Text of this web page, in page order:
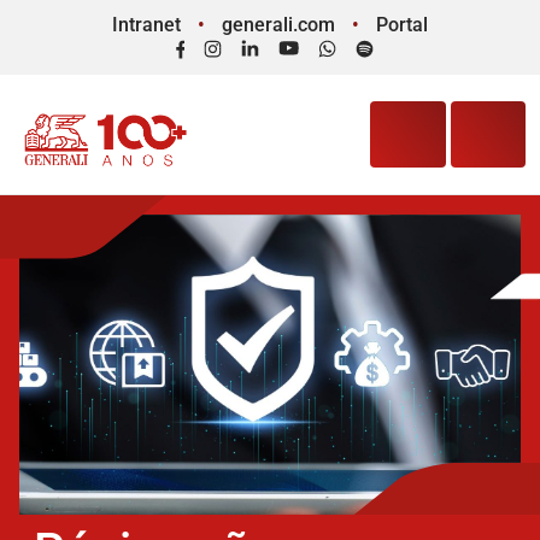
Intranet generali.com
Portal
FacebookInstagram
LinkedInYouTubeWhatsApp
Spotify